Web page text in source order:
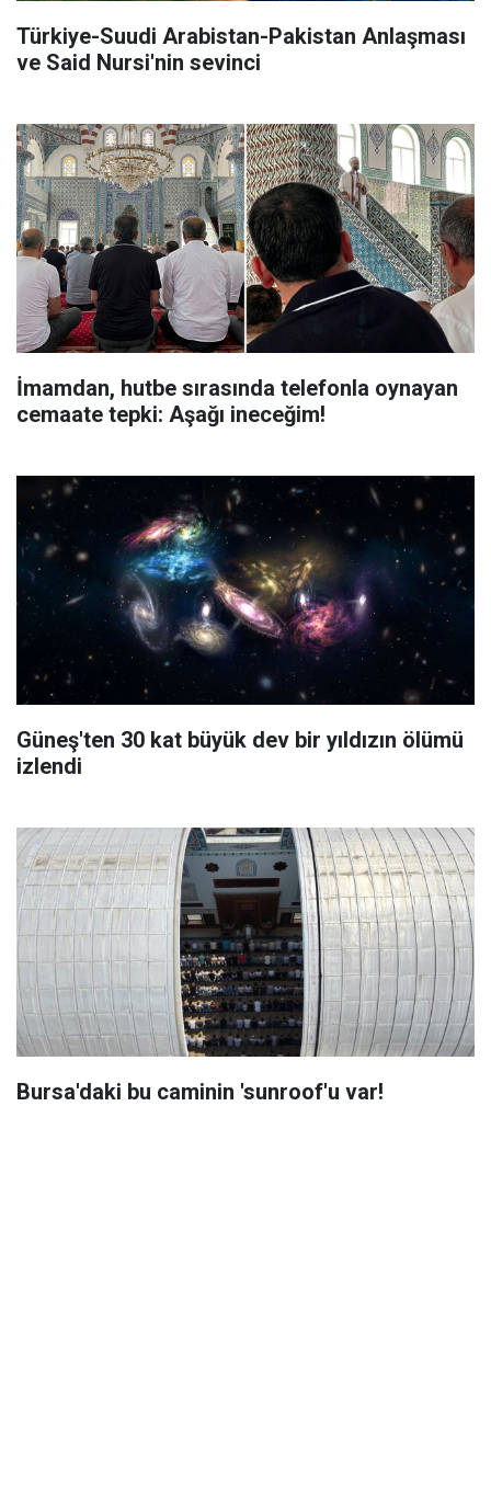
Türkiye-Suudi Arabistan-Pakistan Anlaşması
ve Said Nursi'nin sevinci
İmamdan, hutbe sırasında telefonla oynayan
cemaate tepki: Aşağı ineceğim!
Güneş'ten 30 kat büyük dev bir yıldızın ölümü
izlendi
Bursa'daki bu caminin 'sunroof'u var!